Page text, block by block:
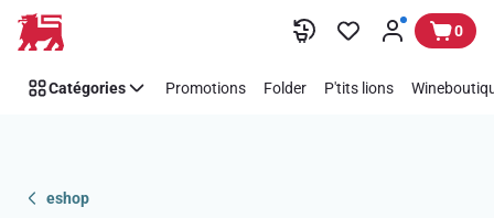
Passer 0
Catégories Promotions Folder P'tits lions
eshop